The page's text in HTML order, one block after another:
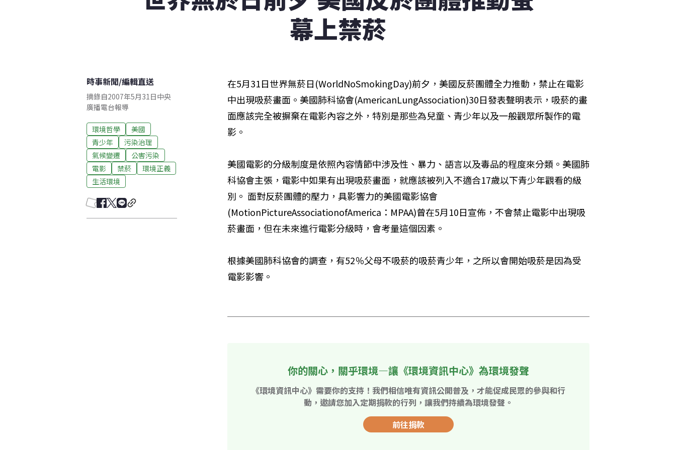
幕上禁菸
時事新聞/編輯直送
摘錄自2007年5月31日中央
廣播電台報導
環境哲學
美國
青少年
污染治理
氣候變遷
公害污染
電影
禁菸
環境正義
生活環境
在5月31日世界無菸日(WorldNoSmokingDay)前夕，美國反菸團體全力推動，禁止在電影
中出現吸菸畫面。美國肺科協會(AmericanLungAssociation)30日發表聲明表示，吸菸的畫
面應該完全被摒棄在電影內容之外，特別是那些為兒童、青少年以及一般觀眾所製作的電
影。
美國電影的分級制度是依照內容情節中涉及性、暴力、語言以及毒品的程度來分類。美國肺
科協會主張，電影中如果有出現吸菸畫面，就應該被列入不適合17歲以下青少年觀看的級
別。 面對反菸團體的壓力，具影響力的美國電影協會
(MotionPictureAssociationofAmerica：MPAA)曾在5月10日宣佈，不會禁止電影中出現吸
菸畫面，但在未來進行電影分級時，會考量這個因素。
根據美國肺科協會的調查，有52％父母不吸菸的吸菸青少年，之所以會開始吸菸是因為受
電影影響。
你的關心，關乎環境—讓《環境資訊中心》為環境發聲
《環境資訊中心》需要你的支持！我們相信唯有資訊公開普及，才能促成民眾的參與和行
動，邀請您加入定期捐款的行列，讓我們持續為環境發聲。
前往捐款